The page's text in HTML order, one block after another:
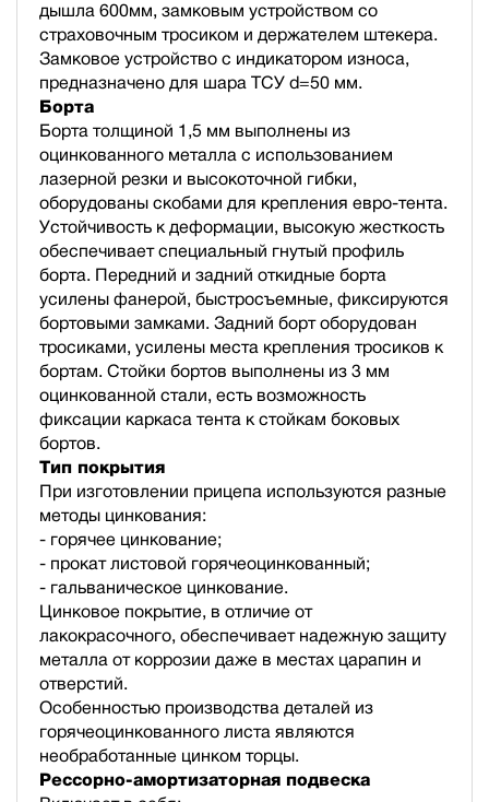
дышла 600мм, замковым устройством со
страховочным тросиком и держателем штекера.
Замковое устройство с индикатором износа,
предназначено для шара ТСУ d=50 мм.
Борта
Борта толщиной 1,5 мм выполнены из
оцинкованного металла с использованием
лазерной резки и высокоточной гибки,
оборудованы скобами для крепления евро-тента.
Устойчивость к деформации, высокую жесткость
обеспечивает специальный гнутый профиль
борта. Передний и задний откидные борта
усилены фанерой, быстросъемные, фиксируются
бортовыми замками. Задний борт оборудован
тросиками, усилены места крепления тросиков к
бортам. Стойки бортов выполнены из 3 мм
оцинкованной стали, есть возможность
фиксации каркаса тента к стойкам боковых
бортов.
Тип покрытия
При изготовлении прицепа используются разные
методы цинкования:
- горячее цинкование;
- прокат листовой горячеоцинкованный;
- гальваническое цинкование.
Цинковое покрытие, в отличие от
лакокрасочного, обеспечивает надежную защиту
металла от коррозии даже в местах царапин и
отверстий.
Особенностью производства деталей из
горячеоцинкованного листа являются
необработанные цинком торцы.
Рессорно-амортизаторная подвеска